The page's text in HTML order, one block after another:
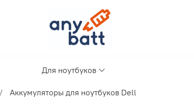
Для ноутбуков
Аккумуляторы для ноутбуков Dell